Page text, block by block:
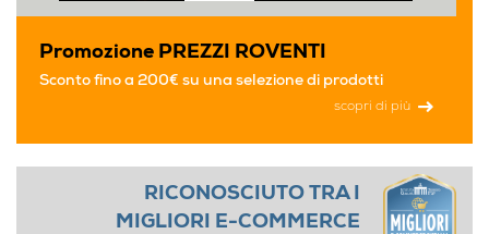
Promozione PREZZI ROVENTI
Sconto fino a 200€ su una selezione di prodotti
scopri di più
RICONOSCIUTO TRA I
MIGLIORI E-COMMERCE